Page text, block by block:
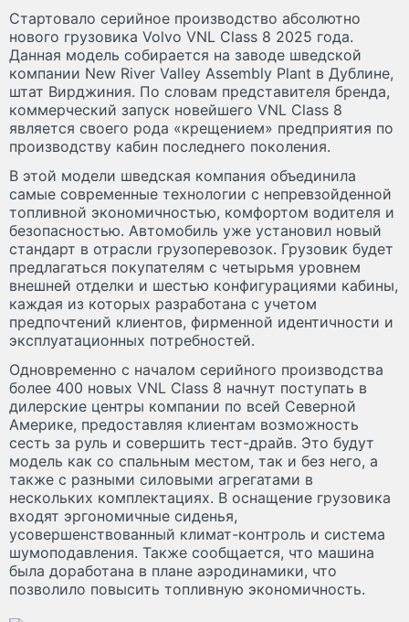
Стартовало серийное производство абсолютно
нового грузовика Volvo VNL Class 8 2025 года.
Данная модель собирается на заводе шведской
компании New River Valley Assembly Plant в Дублине,
штат Вирджиния. По словам представителя бренда,
коммерческий запуск новейшего VNL Class 8
является своего рода «крещением» предприятия по
производству кабин последнего поколения.
В этой модели шведская компания объединила
самые современные технологии с непревзойденной
топливной экономичностью, комфортом водителя и
безопасностью. Автомобиль уже установил новый
стандарт в отрасли грузоперевозок. Грузовик будет
предлагаться покупателям с четырьмя уровнем
внешней отделки и шестью конфигурациями кабины,
каждая из которых разработана с учетом
предпочтений клиентов, фирменной идентичности и
эксплуатационных потребностей.
Одновременно с началом серийного производства
более 400 новых VNL Class 8 начнут поступать в
дилерские центры компании по всей Северной
Америке, предоставляя клиентам возможность
сесть за руль и совершить тест-драйв. Это будут
модель как со спальным местом, так и без него, а
также с разными силовыми агрегатами в
нескольких комплектациях. В оснащение грузовика
входят эргономичные сиденья,
усовершенствованный климат-контроль и система
шумоподавления. Также сообщается, что машина
была доработана в плане аэродинамики, что
позволило повысить топливную экономичность.